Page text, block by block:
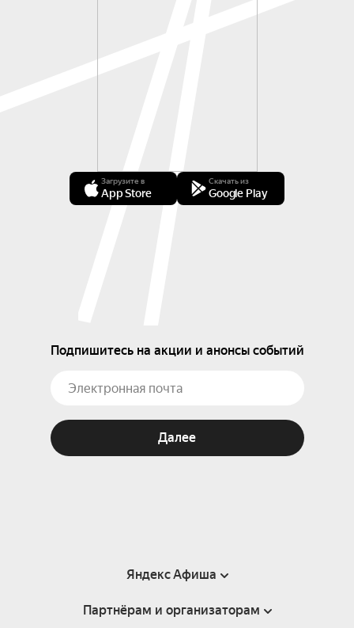
Загрузите в
App Store
Скачать из
Google Play
Подпишитесь на акции и анонсы событий
Далее
Яндекс Афиша
Справка
Партнёрам и организаторам